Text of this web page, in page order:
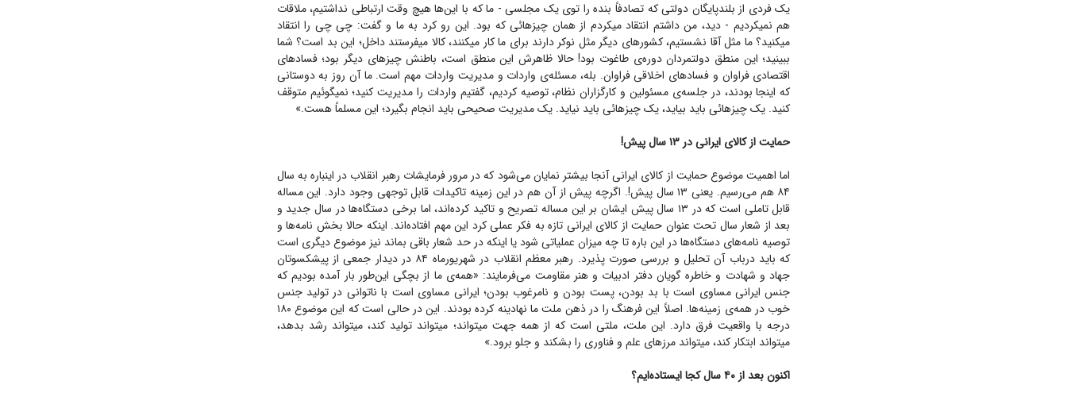
یک فردی از بلندپایگان دولتی که تصادفاً بنده را توی یک مجلسی - ما که با این‌ها هیچ وقت ارتباطی نداشتیم، ملاقات
هم نمیکردیم - دید، من داشتم انتقاد میکردم از همان چیزهائی که بود. این رو کرد به ما و گفت: چی چی را انتقاد
میکنید؟ ما مثل آقا نشستیم، کشور‌های دیگر مثل نوکر دارند برای ما کار میکنند، کالا میفرستند داخل؛ این بد است؟ شما
ببینید؛ این منطق دولتمردان دوره‌ی طاغوت بود! حالا ظاهرش این منطق است، باطنش چیز‌های دیگر بود؛ فساد‌های
اقتصادی فراوان و فساد‌های اخلاقی فراوان. بله، مسئله‌ی واردات و مدیریت واردات مهم است. ما آن روز به دوستانی
که اینجا بودند، در جلسه‌ی مسئولین و کارگزاران نظام، توصیه کردیم، گفتیم واردات را مدیریت کنید؛ نمیگوئیم متوقف
کنید. یک چیزهائی باید بیاید، یک چیزهائی باید نیاید. یک مدیریت صحیحی باید انجام بگیرد؛ این مسلماً هست.»
حمایت از کالای ایرانی در ۱۳ سال پیش!
اما اهمیت موضوع حمایت از کالای ایرانی آنجا بیشتر نمایان می‌شود که در مرور فرمایشات رهبر انقلاب در اینباره به سال
۸۴ هم می‌رسیم. یعنی ۱۳ سال پیش!. اگرچه پیش از آن هم در این زمینه تاکیدات قابل توجهی وجود دارد. این مساله
قابل تاملی است که در ۱۳ سال پیش ایشان بر این مساله تصریح و تاکید کرده‌اند، اما برخی دستگاه‌ها در سال جدید و
بعد از شعار سال تحت عنوان حمایت از کالای ایرانی تازه به فکر عملی کرد این مهم افتاده‌اند. اینکه حالا بخش نامه‌ها و
توصیه نامه‌های دستگاه‌ها در این باره تا چه میزان عملیاتی شود یا اینکه در حد شعار باقی بماند نیز موضوع دیگری است
که باید درباب آن تحلیل و بررسی صورت پذیرد. رهبر معظم انقلاب در شهریورماه ۸۴ در دیدار جمعی از پیشکسوتان
جهاد و شهادت و خاطره گویان دفتر ادبیات و هنر مقاومت می‌فرمایند: «همه‌ی ما از بچگی این‌طور بار آمده بودیم که
جنس ایرانی مساوی است با بد بودن، پست بودن و نامرغوب بودن؛ ایرانی مساوی است با ناتوانی در تولید جنس
خوب در همه‌ی زمینه‌ها. اصلاً این فرهنگ را در ذهن ملت ما نهادینه کرده بودند. این در حالی است که این موضوع ۱۸۰
درجه با واقعیت فرق دارد. این ملت، ملتی است که از همه جهت میتواند؛ میتواند تولید کند، میتواند رشد بدهد،
میتواند ابتکار کند، میتواند مرز‌های علم و فناوری را بشکند و جلو برود.»
اکنون بعد از ۴۰ سال کجا ایستاده‌ایم؟